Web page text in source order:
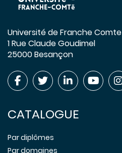
Université de Franche Comte
1 Rue Claude Goudimel
25000 Besançon
CATALOGUE
Par diplômes
Par domaines